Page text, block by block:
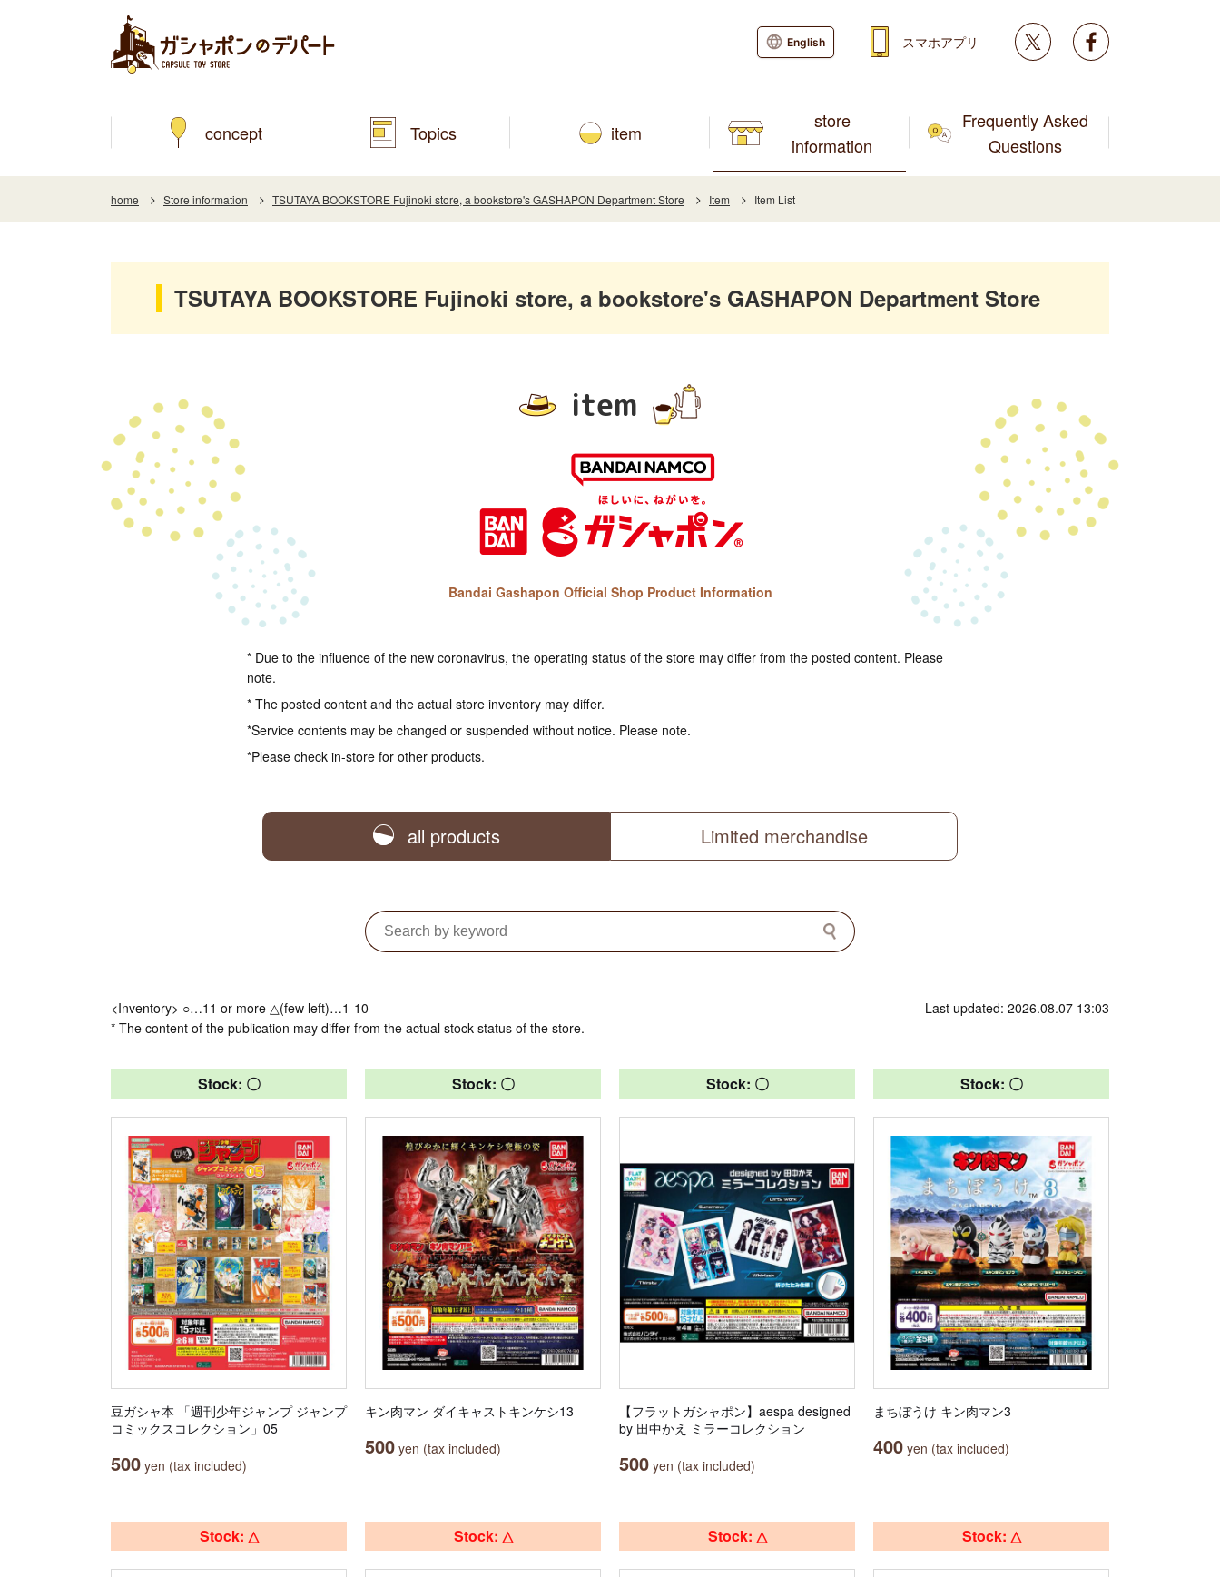
concept Topics item
store
information
Frequently Asked
Questions
English スマホアプリ Twitter
home Store information TSUTAYA BOOKSTORE Fujinoki store, a bookstore's GASHAPON Department Store Item Item List
TSUTAYA BOOKSTORE Fujinoki store, a bookstore's GASHAPON Department Store
item
Bandai Gashapon Official Shop Product Information
* Due to the influence of the new coronavirus, the operating status of the store may differ from the posted content. Please
note.
* The posted content and the actual store inventory may differ.
*Service contents may be changed or suspended without notice. Please note.
*Please check in-store for other products.
all products Limited merchandise
<Inventory> ○…11 or more △(few left)…1-10
* The content of the publication may differ from the actual stock status of the store.
Last updated: 2026.08.07 13:03
Stock: 〇
豆ガシャ本 「週刊少年ジャンプ ジャンプ
コミックスコレクション」05
500 yen (tax included)
Stock: 〇
キン肉マン ダイキャストキンケシ13
500 yen (tax included)
Stock: 〇
【フラットガシャポン】aespa designed
by 田中かえ ミラーコレクション
500 yen (tax included)
Stock: 〇
まちぼうけ キン肉マン3
400 yen (tax included)
Stock: △ Stock: △ Stock: △ Stock: △